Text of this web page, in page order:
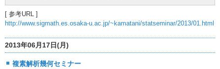
[ 参考URL ]
http://www.sigmath.es.osaka-u.ac.jp/~kamatani/statseminar/2013/01.html
2013年06月17日(月)
複素解析幾何セミナー